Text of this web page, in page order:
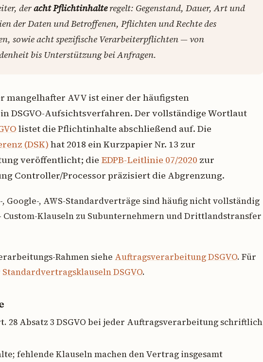
deracht Pflichtinhalteregelt: Gegenstand, Dauer, Art und
der Daten und Betroffenen, Pflichten und Rechte des
sowie acht spezifische Verarbeiterpflichten — von
bis Unterstützung bei Anfragen.
mangelhafter AVV ist einer der häufigsten
DSGVO-Aufsichtsverfahren. Der vollständige Wortlaut
listet die Pflichtinhalte abschließend auf. Die
(DSK) hat 2018 ein Kurzpapier Nr. 13 zur
veröffentlicht; die EDPB-Leitlinie 07/2020 zur
Controller/Processor präzisiert die Abgrenzung.
Google-, AWS-Standardverträge sind häufig nicht vollständig
Custom-Klauseln zu Subunternehmern und Drittlandstransfer
Rahmen siehe Auftragsverarbeitung DSGVO. Für
Standardvertragsklauseln DSGVO.
28 Absatz 3 DSGVO bei jeder Auftragsverarbeitung schriftlich
fehlende Klauseln machen den Vertrag insgesamt